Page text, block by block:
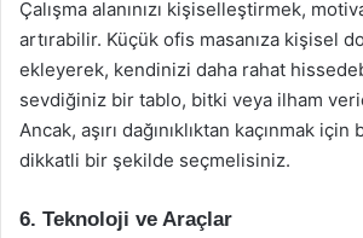
Çalışma alanınızı kişiselleştirmek,
artırabilir. Küçük ofis masanıza kişisel
ekleyerek, kendinizi daha rahat
sevdiğiniz bir tablo, bitki veya ilham
Ancak, aşırı dağınıklıktan kaçınmak
dikkatli bir şekilde seçmelisiniz.
6. Teknoloji ve Araçlar